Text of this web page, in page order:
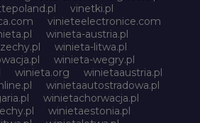
vinetki.pl
vinieteelectronice.com
winieta-austria.pl
winieta-litwa.pl
winieta-wegry.pl
winieta.org
winietaaustria.pl
winietaautostradowa.pl
winietachorwacja.pl
winietaestonia.pl